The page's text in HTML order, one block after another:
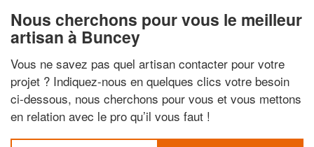
Nous cherchons pour vous le meilleur
artisan à Buncey
Vous ne savez pas quel artisan contacter pour votre
projet ? Indiquez-nous en quelques clics votre besoin
ci-dessous, nous cherchons pour vous et vous mettons
en relation avec le pro qu’il vous faut !